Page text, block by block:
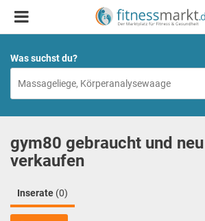
Was suchst du?
gym80 gebraucht und
verkaufen
Inserate (0)